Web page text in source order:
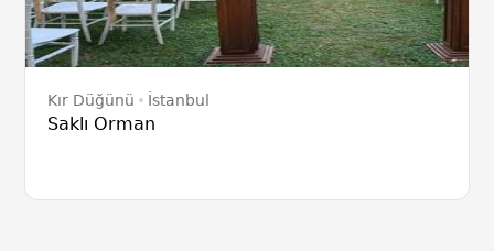
Kır Düğünü İstanbul
Saklı Orman